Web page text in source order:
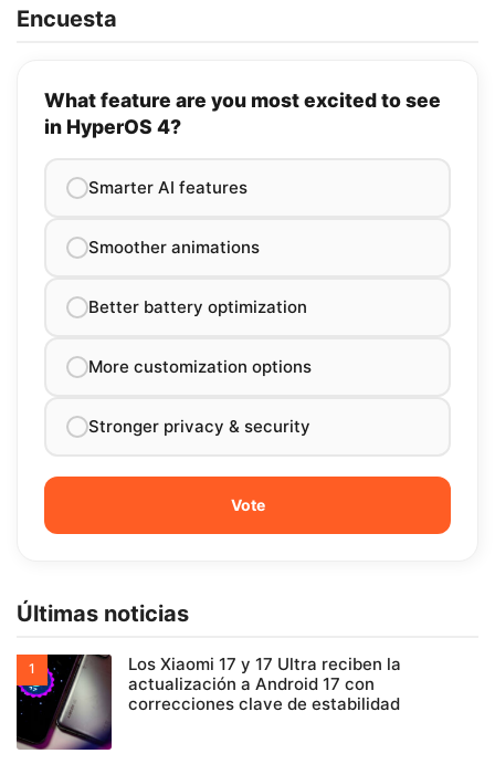
Encuesta
What feature are you most excited to see
in HyperOS 4?
Smarter AI features
Smoother animations
Better battery optimization
More customization options
Stronger privacy & security
Últimas noticias
Los Xiaomi 17 y 17 Ultra reciben la
actualización a Android 17 con
correcciones clave de estabilidad